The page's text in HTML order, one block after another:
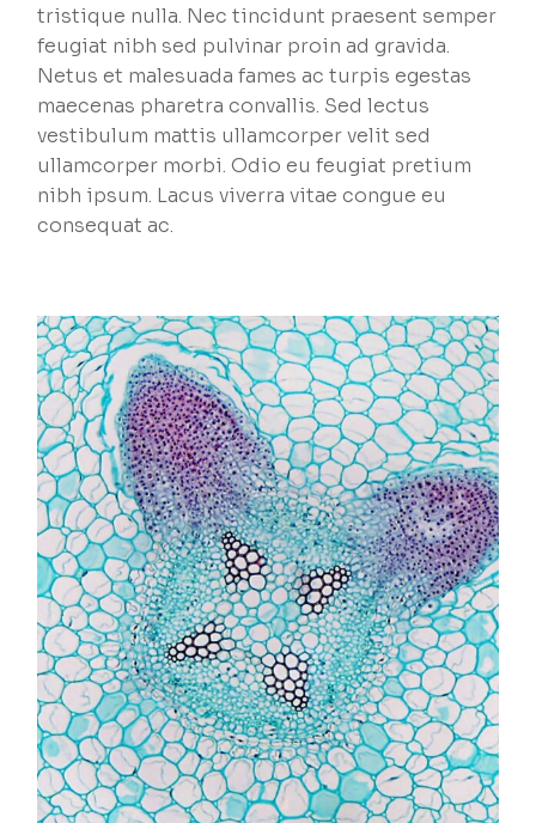
tristique nulla. Nec tincidunt praesent semper
feugiat nibh sed pulvinar proin ad gravida.
Netus et malesuada fames ac turpis egestas
maecenas pharetra convallis. Sed lectus
vestibulum mattis ullamcorper velit sed
ullamcorper morbi. Odio eu feugiat pretium
nibh ipsum. Lacus viverra vitae congue eu
consequat ac.